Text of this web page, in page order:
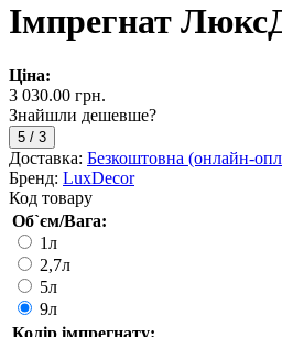
Імпрегнат
Ціна:
3 030.00 грн.
Знайшли дешевше?
5 / 3
Доставка: Безкоштовна (онлайн-
Бренд: LuxDecor
Код товару
Об`єм/Вага:
1л
2,7л
5л
9л
Колір імпрегнату: